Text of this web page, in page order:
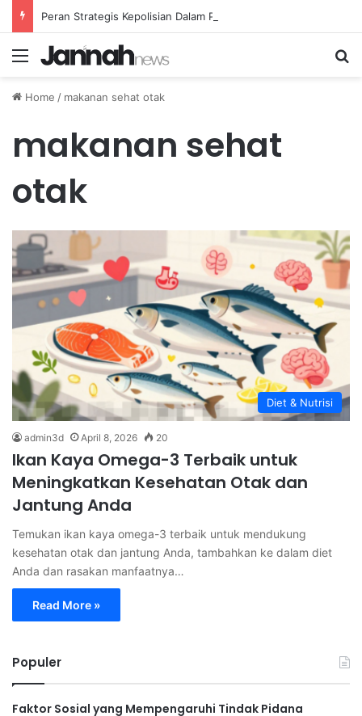
Menu
Home / makanan sehat otak
makanan sehat
otak
Diet & Nutrisi
admin3d April 8, 2026 20
Ikan Kaya Omega-3 Terbaik untuk
Meningkatkan Kesehatan Otak dan
Jantung Anda
Temukan ikan kaya omega-3 terbaik untuk mendukung
kesehatan otak dan jantung Anda, tambahkan ke dalam diet
Anda dan rasakan manfaatnya…
Read More »
Populer
Faktor Sosial yang Mempengaruhi Tindak Pidana